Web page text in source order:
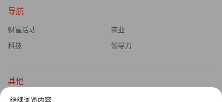
导航
财富活动 商业
科技 领导力
其他
杂志订阅
继续浏览内容